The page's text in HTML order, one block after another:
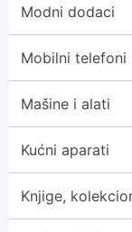
Modni dodaci
Mobilni telefoni
Mašine i alati
Kućni aparati
Knjige,